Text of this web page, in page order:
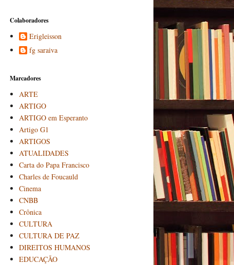
Colaboradores
Erigleisson
fg saraiva
Marcadores
ARTE
ARTIGO
ARTIGO em Esperanto
Artigo G1
ARTIGOS
ATUALIDADES
Carta do Papa Francisco
Charles de Foucauld
Cinema
CNBB
Crônica
CULTURA
CULTURA DE PAZ
DIREITOS HUMANOS
EDUCAÇÃO